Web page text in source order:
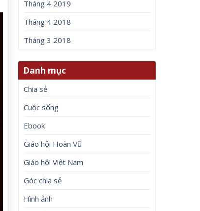
Tháng 4 2019
Tháng 4 2018
Tháng 3 2018
Danh mục
Chia sẻ
Cuộc sống
Ebook
Giáo hội Hoàn Vũ
Giáo hội Việt Nam
Góc chia sẻ
Hình ảnh